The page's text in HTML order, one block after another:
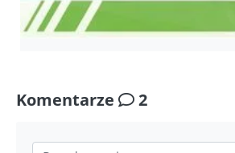
Komentarze 2